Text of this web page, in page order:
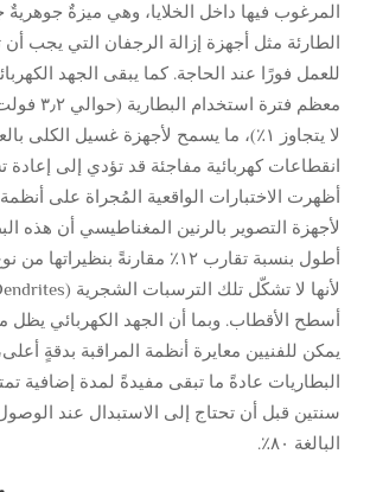
المرغوب فيها داخل الخلايا، وهي ميزةٌ جوهريةٌ
الطارئة مثل أجهزة إزالة الرجفان التي يجب
للعمل فورًا عند الحاجة. كما يبقى الجهد
معظم فترة
لا يتجاوز ١٪)، ما يسمح لأجهزة غسيل
انقطاعات كهربائية مفاجئة قد تؤدي إلى إعادة
أظهرت الاختبارات الواقعية المُجراة على أنظمة
لأجهزة التصوير بالرنين المغناطيسي أن هذه
أسطح الأقطاب. وبما أن الجهد الكهربائي يظل
يمكن للفنيين معايرة أنظمة المراقبة بدقةٍ
البطاريات عادةً ما تبقى مفيدةً لمدة إضافية
سنتين قبل أن تحتاج إلى الاستبدال عند
البالغة ٨٠٪.